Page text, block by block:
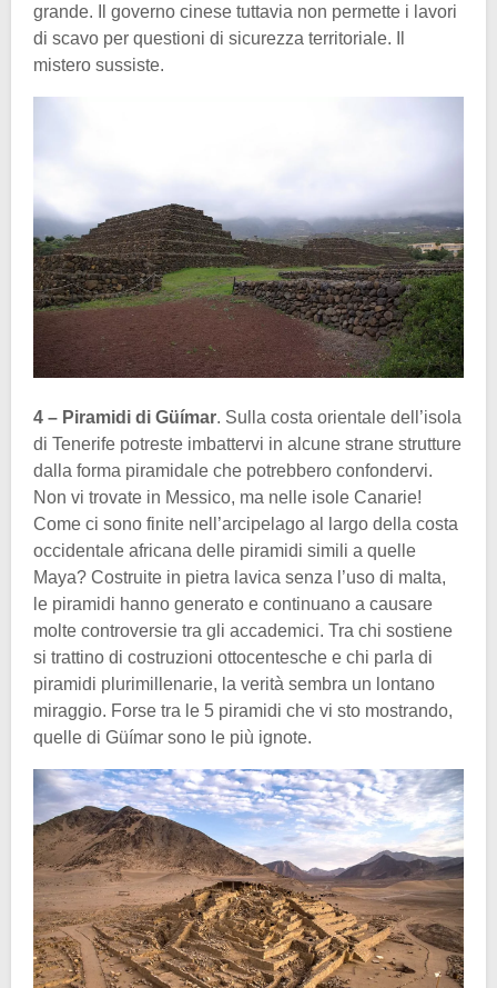
grande. Il governo cinese tuttavia non permette i lavori
di scavo per questioni di sicurezza territoriale. Il
mistero sussiste.
4 – Piramidi di Güímar. Sulla costa orientale dell’isola
di Tenerife potreste imbattervi in alcune strane strutture
dalla forma piramidale che potrebbero confondervi.
Non vi trovate in Messico, ma nelle isole Canarie!
Come ci sono finite nell’arcipelago al largo della costa
occidentale africana delle piramidi simili a quelle
Maya? Costruite in pietra lavica senza l’uso di malta,
le piramidi hanno generato e continuano a causare
molte controversie tra gli accademici. Tra chi sostiene
si trattino di costruzioni ottocentesche e chi parla di
piramidi plurimillenarie, la verità sembra un lontano
miraggio. Forse tra le 5 piramidi che vi sto mostrando,
quelle di Güímar sono le più ignote.